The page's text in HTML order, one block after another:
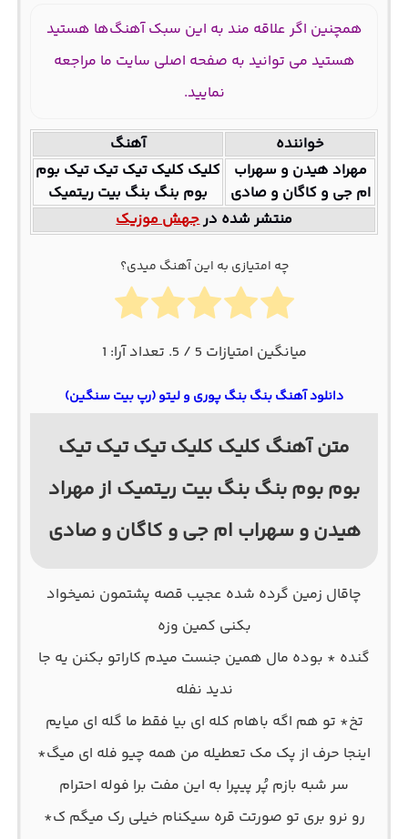
همچنین اگر علاقه مند به این سبک آهنگ‌ها هستید
هستید می توانید به صفحه اصلی سایت ما مراجعه
نمایید.
خواننده
آهنگ
مهراد هیدن و سهراب
ام جی و کاگان و صادی
کلیک کلیک تیک تیک تیک بوم
بوم بنگ بنگ بیت ریتمیک
منتشر شده درجهش موزیک
چه امتیازی به این آهنگ میدی؟
میانگین امتیازات 5 / 5. تعداد آرا: 1
دانلود آهنگ بنگ بنگ پوری و لیتو (رپ بیت سنگین)
متن آهنگ کلیک کلیک تیک تیک تیک
بوم بوم بنگ بنگ بیت ریتمیک از مهراد
هیدن و سهراب ام جی و کاگان و صادی
چاقال زمین گرده شده عجیب قصه پشتمون نمیخواد
بکنی کمین وزه
گنده * بوده مال همین جنست میدم کاراتو بکنن یه جا
ندید نفله
تخ* تو هم اگه باهام کله ای بیا فقط ما گله ای میایم
اینجا حرف از پک مک تعطیله من همه چیو فله ای میگ*
سر شبه بازم پُر پیپرا به این مفت برا فوله احترام
رو نرو بری تو صورتت قره سیکنام خیلی رک میگم ک*